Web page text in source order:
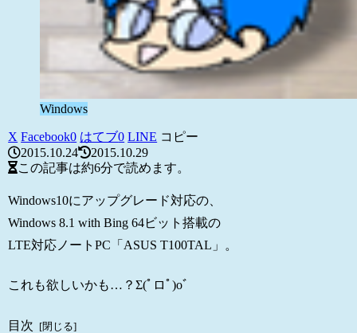
Windows
X Facebook0 はてブ0 LINE コピー
2015.10.24
2015.10.29
この記事は約6分で読めます。
Windows10にアップグレード対応の、
Windows 8.1 with Bing 64ビット搭載の
LTE対応ノートPC「ASUS T100TAL」。
これも欲しいかも…？Σ(ﾟロﾟ)oﾞ
目次